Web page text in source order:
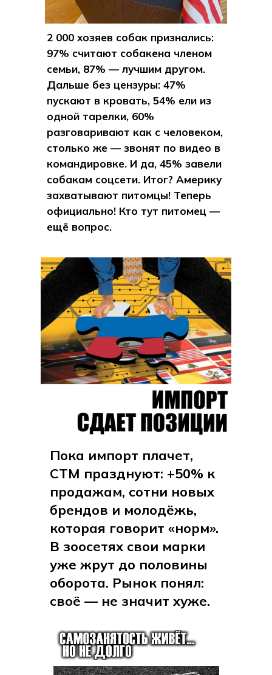
Пока импорт плачет,
СТМ празднуют: +50% к
продажам, сотни новых
брендов и молодёжь,
которая говорит «норм».
В зоосетях свои марки
уже жрут до половины
оборота. Рынок понял:
своё — не значит хуже.
2 000 хозяев собак признались:
97% считают собакена членом
семьи, 87% — лучшим другом.
Дальше без цензуры: 47%
пускают в кровать, 54% ели из
одной тарелки, 60%
разговаривают как с человеком,
столько же — звонят по видео в
командировке. И да, 45% завели
собакам соцсети. Итог? Америку
захватывают питомцы! Теперь
официально! Кто тут питомец —
ещё вопрос.